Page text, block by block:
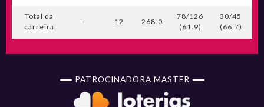
Total da
carreira
- 12 268.0
78/126
(61.9)
30/45
(66.7)
PATROCINADORA MASTER